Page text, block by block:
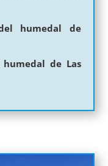
humedal de
de Las